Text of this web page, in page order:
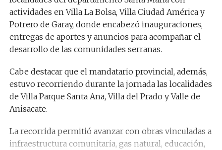
actividades en Villa La Bolsa, Villa Ciudad América y
Potrero de Garay, donde encabezó inauguraciones,
entregas de aportes y anuncios para acompañar el
desarrollo de las comunidades serranas.
Cabe destacar que el mandatario provincial, además,
estuvo recorriendo durante la jornada las localidades
de Villa Parque Santa Ana, Villa del Prado y Valle de
Anisacate.
La recorrida permitió avanzar con obras vinculadas a
infraestructura comunitaria, gas natural, educación,